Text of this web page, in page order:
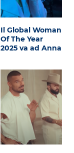
Il Global Woman
Of The Year
2025 va ad Anna